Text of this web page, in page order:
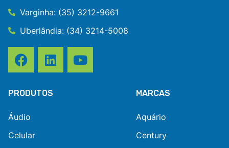
Varginha: (35) 3212-9661
Uberlândia: (34) 3214-5008
PRODUTOS
Áudio
Celular
MARCAS
Aquário
Century